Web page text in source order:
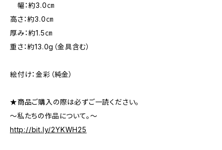
幅：約3.0㎝
高さ：約3.0㎝
厚み：約1.5㎝
重さ：約13.0g（金具含む）
絵付け：金彩（純金）
★商品ご購入の際は必ずご一読ください。
～私たちの作品について。～
http://bit.ly/2YKWH25